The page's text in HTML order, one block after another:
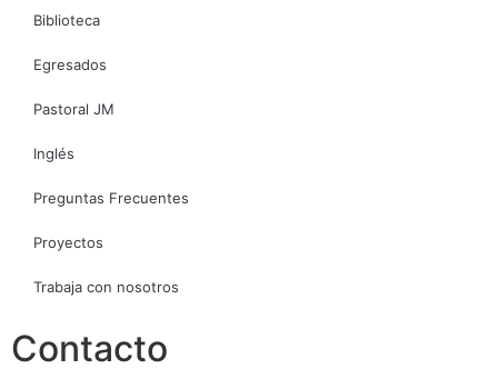
Biblioteca
Egresados
Pastoral JM
Inglés
Preguntas Frecuentes
Proyectos
Trabaja con nosotros
Contacto